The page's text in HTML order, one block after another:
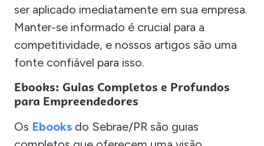
ser aplicado imediatamente em sua empresa.
Manter-se informado é crucial para a
competitividade, e nossos artigos são uma
fonte confiável para isso.
Ebooks: Guias Completos e Profundos
para Empreendedores
Os Ebooks do Sebrae/PR são guias